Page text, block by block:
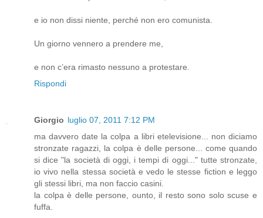
e io non dissi niente, perché non ero comunista.
Un giorno vennero a prendere me,
e non c’era rimasto nessuno a protestare.
Rispondi
Giorgio luglio 07, 2011 7:12 PM
ma davvero date la colpa a libri etelevisione... non diciamo
stronzate ragazzi, la colpa è delle persone... come quando
si dice "la società di oggi, i tempi di oggi..." tutte stronzate,
io vivo nella stessa società e vedo le stesse fiction e leggo
gli stessi libri, ma non faccio casini.
la colpa è delle persone, ounto, il resto sono solo scuse e
fuffa.